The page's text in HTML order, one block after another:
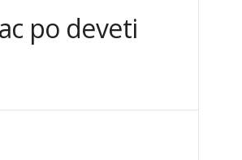
po deveti